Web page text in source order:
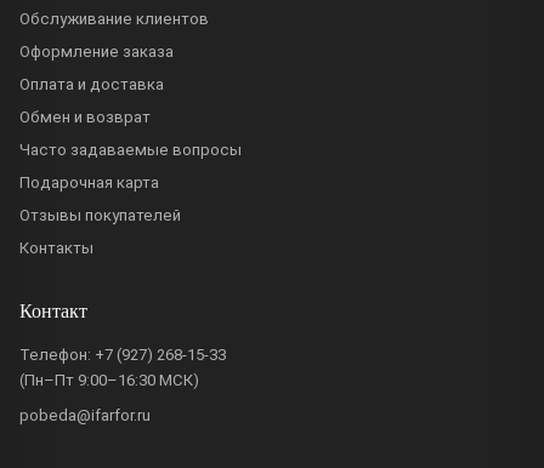
Обслуживание клиентов
Оформление заказа
Оплата и доставка
Обмен и возврат
Часто задаваемые вопросы
Подарочная карта
Отзывы покупателей
Контакты
Контакт
Телефон: +7 (927) 268-15-33
(Пн–Пт 9:00–16:30 МСК)
pobeda@ifarfor.ru